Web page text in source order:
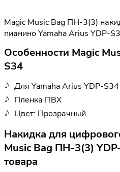
Magic Music Bag ПН-3(3)
пианино Yamaha Arius YDP-
Особенности Magic
S34
Для Yamaha Arius YDP-S34
Пленка ПВХ
Цвет: Прозрачный
Накидка для
Music Bag ПН-3(3)
товара